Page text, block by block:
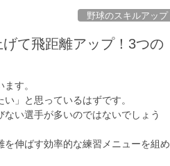
野球のスキルアップ
て飛距離アップ！3つの
す。
」と思っているはずです。
い選手が多いのではないでしょう
伸ばす効率的な練習メニューを組め